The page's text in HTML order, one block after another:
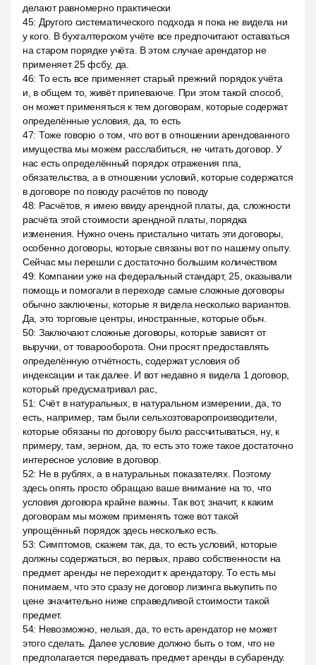
делают равномерно практически
45: Другого систематического подхода я пока не видела ни
у кого. В бухгалтерском учёте все предпочитают оставаться
на старом порядке учёта. В этом случае арендатор не
применяет 25 фсбу, да.
46: То есть все применяет старый прежний порядок учёта
и, в общем то, живёт припеваюче. При этом такой способ,
он может применяться к тем договорам, которые содержат
определённые условия, да, то есть
47: Тоже говорю о том, что вот в отношении арендованного
имущества мы можем расслабиться, не читать договор. У
нас есть определённый порядок отражения ппа,
обязательства, а в отношении условий, которые содержатся
в договоре по поводу расчётов по поводу
48: Расчётов, я имею ввиду арендной платы, да, сложности
расчёта этой стоимости арендной платы, порядка
изменения. Нужно очень пристально читать эти договоры,
особенно договоры, которые связаны вот по нашему опыту.
Сейчас мы перешли с достаточно большим количеством
49: Компании уже на федеральный стандарт, 25, оказывали
помощь и помогали в переходе самые сложные договоры
обычно заключены, которые я видела несколько вариантов.
Да, это торговые центры, иностранные, которые обыч.
50: Заключают сложные договоры, которые зависят от
выручки, от товарооборота. Они просят предоставлять
определённую отчётность, содержат условия об
индексации и так далее. И вот недавно я видела 1 договор,
который предусматривал рас,
51: Счёт в натуральных, в натуральном измерении, да, то
есть, например, там были сельхозтоваропроизводители,
которые обязаны по договору было рассчитываться, ну, к
примеру, там, зерном, да, то есть это тоже такое достаточно
интересное условие в договор.
52: Не в рублях, а в натуральных показателях. Поэтому
здесь опять просто обращаю ваше внимание на то, что
условия договора крайне важны. Так вот, значит, к каким
договорам мы можем применять тоже вот такой
упрощённый порядок здесь несколько есть.
53: Симптомов, скажем так, да, то есть условий, которые
должны содержаться, во первых, право собственности на
предмет аренды не переходит к арендатору. То есть мы
понимаем, что это сразу не договор лизинга выкупить по
цене значительно ниже справедливой стоимости такой
предмет.
54: Невозможно, нельзя, да, то есть арендатор не может
этого сделать. Далее условие должно быть о том, что не
предполагается передавать предмет аренды в субаренду.